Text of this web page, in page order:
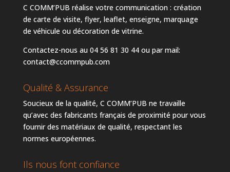
C COMM’PUB réalise votre communication : création
de carte de visite, flyer, leaflet, enseigne, marquage
de véhicule ou décoration de vitrine.
Contactez-nous au 04 56 81 30 44 ou par mail:
contact@ccommpub.com
Qualité & Assurance
Soucieux de la qualité, C COMM’PUB ne travaille
qu’avec des fabricants français de proximité pour vous
fournir des matériaux de qualité, respectant les
normes européennes.
Ils nous font confiance